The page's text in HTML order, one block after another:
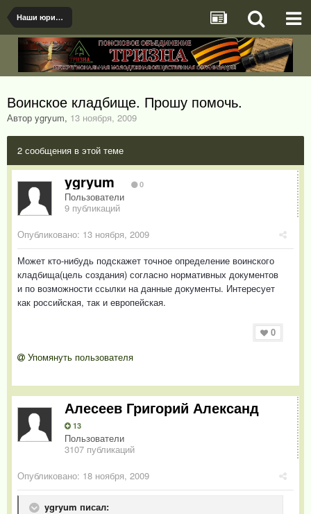
Наши юридические вопросы
Воинское кладбище. Прошу помочь.
Автор ygryum, 13 ноября, 2009
2 сообщения в этой теме
ygryum 0
Пользователи
9 публикаций
Опубликовано: 13 ноября, 2009
Может кто-нибудь подскажет точное определение воинского
кладбища(цель создания) согласно нормативных документов
и по возможности ссылки на данные документы. Интересует
как российская, так и европейская.
0
Упомянуть пользователя
Алесеев Григорий Александ
13
Пользователи
3107 публикаций
Опубликовано: 18 ноября, 2009
ygryum писал: